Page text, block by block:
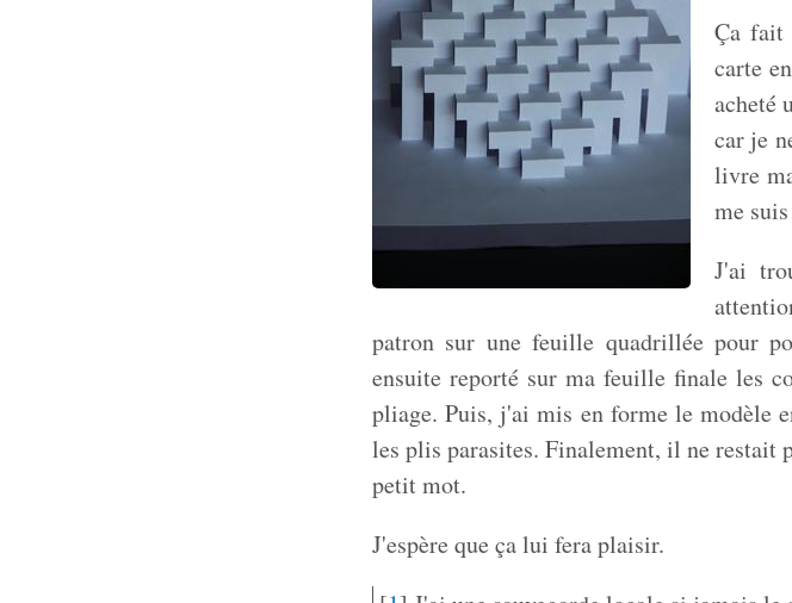
Ça fait
carte
acheté
car je
livre
me
J'ai
patron sur une feuille quadrillée pour
ensuite reporté sur ma feuille finale les
pliage. Puis, j'ai mis en forme le modèle
les plis parasites. Finalement, il ne restait
petit mot.
J'espère que ça lui fera plaisir.